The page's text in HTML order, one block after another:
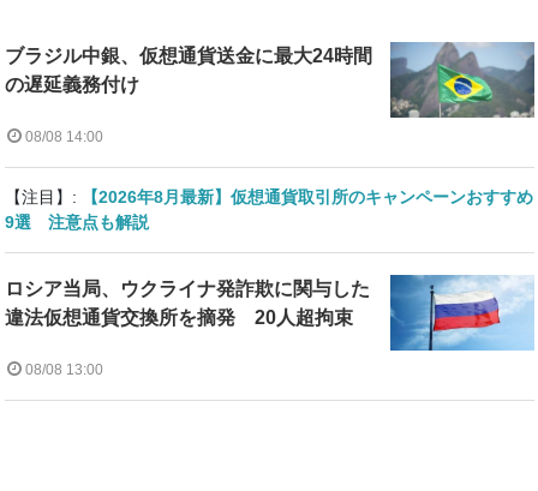
ブラジル中銀、仮想通貨送金に最大24時間
の遅延義務付け
08/08 14:00
【注目】:
【2026年8月最新】仮想通貨取引所のキャンペーンおすすめ
9選 注意点も解説
ロシア当局、ウクライナ発詐欺に関与した
違法仮想通貨交換所を摘発 20人超拘束
08/08 13:00